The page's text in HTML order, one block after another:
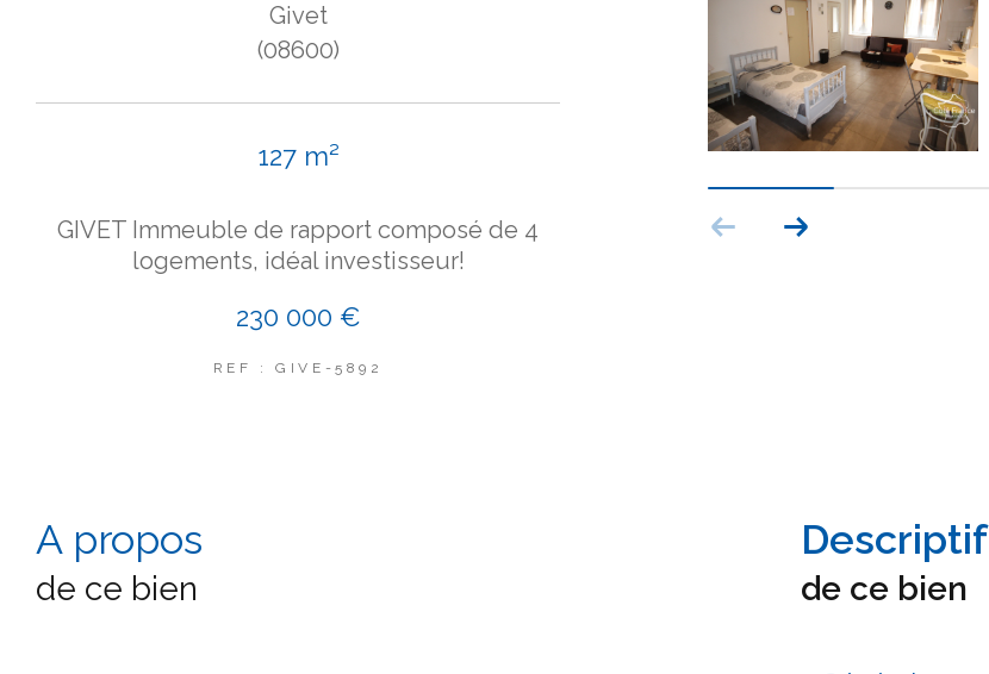
Givet
(08600)
127 m²
GIVET Immeuble de rapport composé de 4
logements, idéal investisseur!
230 000 €
REF : GIVE-5892
a propos
de ce bien
descriptif
de ce bien